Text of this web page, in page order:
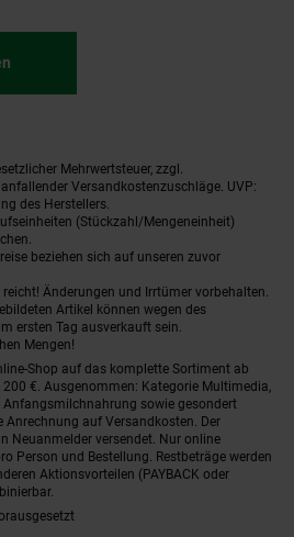
Mehrwertsteuer, zzgl.
Versandkostenzuschläge. UVP:
des Herstellers.
(Stückzahl/Mengeneinheit)
beziehen sich auf unseren zuvor
Änderungen und Irrtümer vorbehalten.
Artikel können wegen des
ersten Tag ausverkauft sein.
Mengen!
Shop auf das komplette Sortiment ab
€. Ausgenommen: Kategorie Multimedia,
Anfangsmilchnahrung sowie gesondert
Anrechnung auf Versandkosten. Der
Neuanmelder versendet. Nur online
Person und Bestellung. Restbeträge werden
Aktionsvorteilen (PAYBACK oder